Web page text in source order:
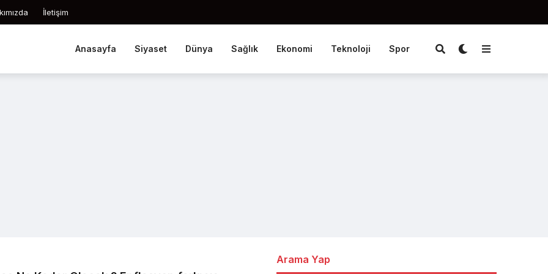
İletişim
Anasayfa Siyaset Dünya Sağlık Ekonomi Teknoloji Spor
Arama Yap